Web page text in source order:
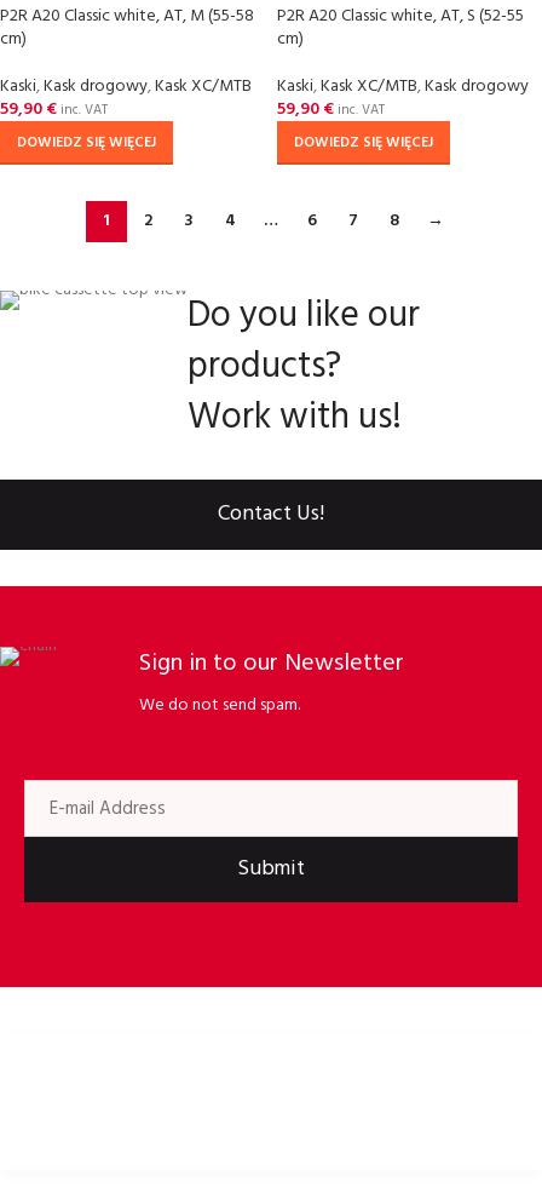
P2R A20 Classic white, AT, M (55-58
cm)
Kaski,Kask drogowy,Kask XC/MTB
59,90€ inc. VAT
DOWIEDZ SIĘ WIĘCEJ
P2R A20 Classic white, AT, S (52-55
cm)
Kaski,Kask XC/MTB,Kask drogowy
59,90€ inc. VAT
DOWIEDZ SIĘ WIĘCEJ
1 2 3 4 … 6 7 8 →
Do you like our
products?
Work with us!
Contact Us!
Sign in to our Newsletter
We do not send spam.
Submit